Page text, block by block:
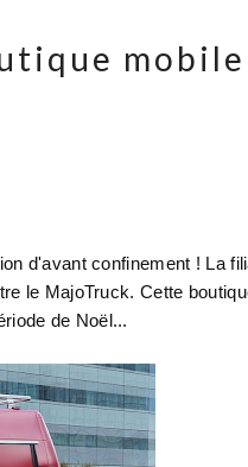
mobile
d'avant confinement ! La
le MajoTruck. Cette
de Noël...